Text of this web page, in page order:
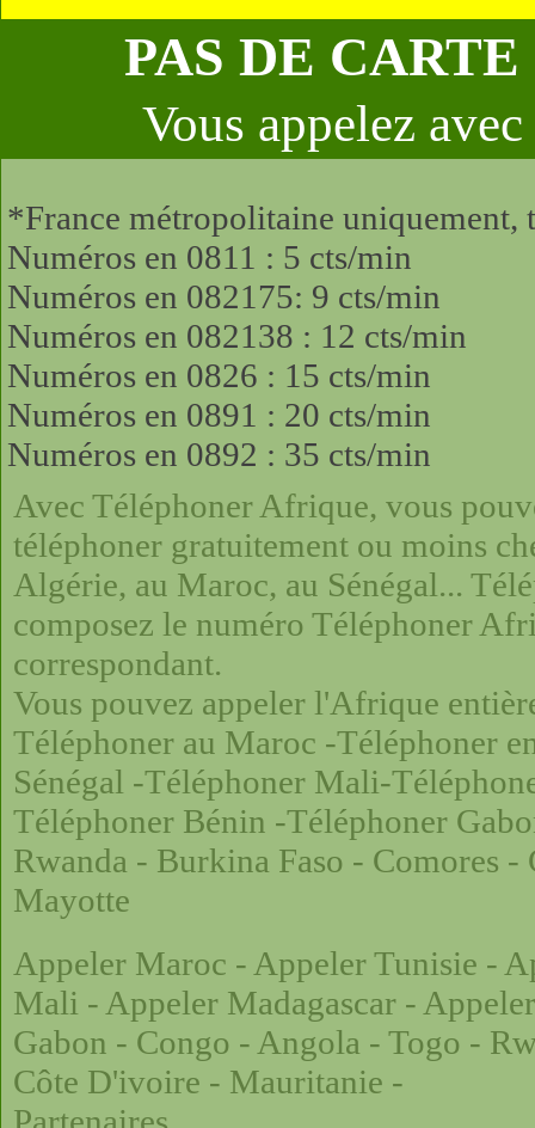
PAS DE
Vous appelez
*France métropolitaine
Numéros en 0811 : 5 cts/min
Numéros en 082175: 9 cts/min
Numéros en 082138 : 12 cts/min
Numéros en 0826 : 15 cts/min
Numéros en 0891 : 20 cts/min
Numéros en 0892 : 35 cts/min
Avec Téléphoner Afrique, vous
téléphoner gratuitement ou moins
Algérie, au Maroc, au Sénégal...
composez le numéro Téléphoner
correspondant.
Vous pouvez appeler l'Afrique
Téléphoner au Maroc -Téléphoner
Sénégal -Téléphoner Mali-
Téléphoner Bénin -Téléphoner
Rwanda - Burkina Faso - Comores -
Mayotte
Appeler Maroc - Appeler Tunisie -
Mali - Appeler Madagascar -
Gabon - Congo - Angola - Togo -
Côte D'ivoire - Mauritanie -